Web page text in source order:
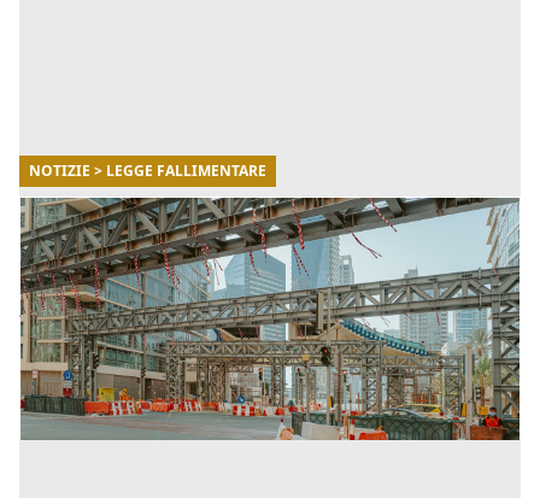
NOTIZIE > LEGGE FALLIMENTARE
18/07/2022
Cessione crediti bloccati, PMI a rischio
fallimento
A oggi sono migliaia le aziende la cui cessione crediti è
bloccata, per oltre cinque miliardi di euro non accettati
dalle banche. Se inizialmente le imprese hanno i [...]